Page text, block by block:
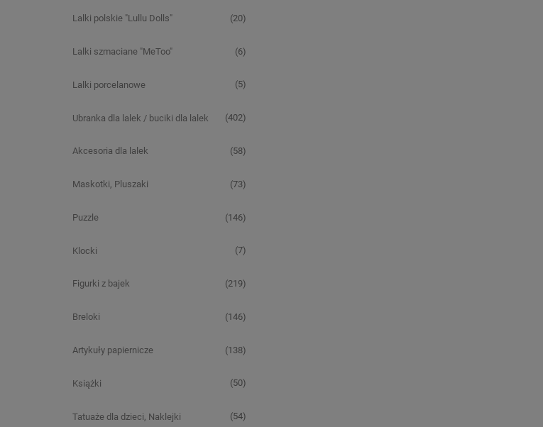
Lalki polskie "Lullu Dolls" (20)
Lalki szmaciane "MeToo" (6)
Lalki porcelanowe (5)
Ubranka dla lalek / buciki dla lalek (402)
Akcesoria dla lalek (58)
Maskotki, Pluszaki (73)
Puzzle (146)
Klocki (7)
Figurki z bajek (219)
Breloki (146)
Artykuły papiernicze (138)
Książki (50)
Tatuaże dla dzieci, Naklejki (54)